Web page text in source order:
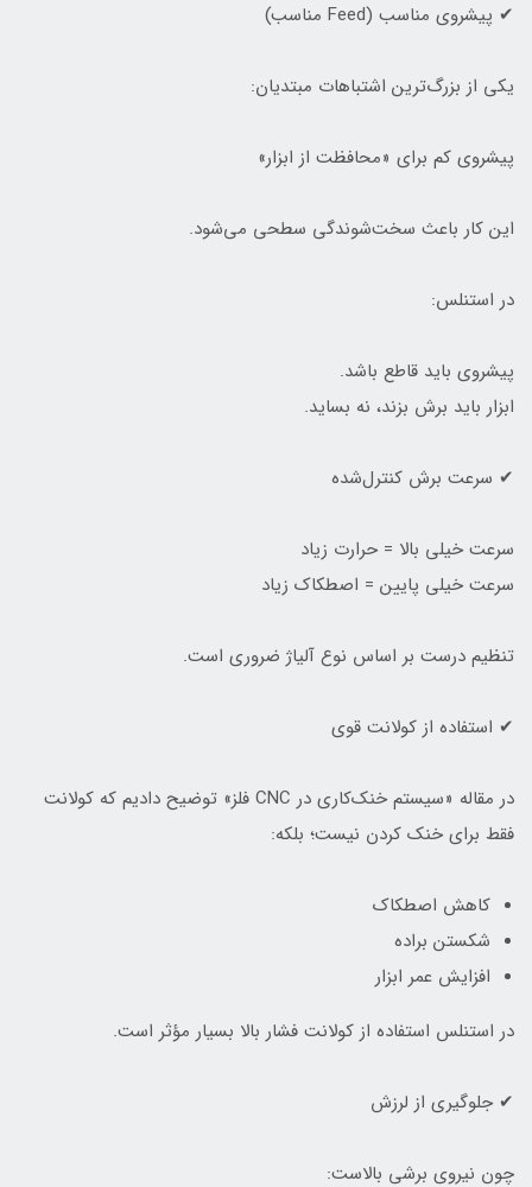
✔ پیشروی مناسب (Feed مناسب)
یکی از بزرگ‌ترین اشتباهات مبتدیان:
پیشروی کم برای «محافظت از ابزار»
این کار باعث سخت‌شوندگی سطحی می‌شود.
در استنلس:
پیشروی باید قاطع باشد.
ابزار باید برش بزند، نه بساید.
✔ سرعت برش کنترل‌شده
سرعت خیلی بالا = حرارت زیاد
سرعت خیلی پایین = اصطکاک زیاد
تنظیم درست بر اساس نوع آلیاژ ضروری است.
✔ استفاده از کولانت قوی
در مقاله «سیستم خنک‌کاری در CNC فلز» توضیح دادیم که کولانت
فقط برای خنک کردن نیست؛ بلکه:
کاهش اصطکاک
شکستن براده
افزایش عمر ابزار
در استنلس استفاده از کولانت فشار بالا بسیار مؤثر است.
✔ جلوگیری از لرزش
چون نیروی برشی بالاست: